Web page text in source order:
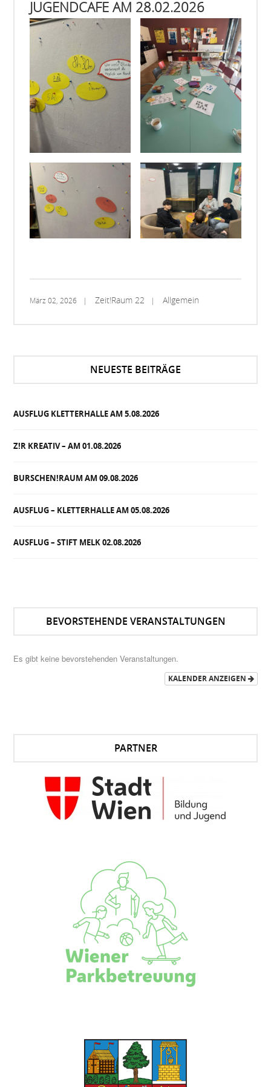
JUGENDCAFE AM 28.02.2026
März 02, 2026 Zeit!Raum 22 Allgemein
NEUESTE BEITRÄGE
AUSFLUG KLETTERHALLE AM 5.08.2026
Z!R KREATIV – AM 01.08.2026
BURSCHEN!RAUM AM 09.08.2026
AUSFLUG – KLETTERHALLE AM 05.08.2026
AUSFLUG – STIFT MELK 02.08.2026
BEVORSTEHENDE VERANSTALTUNGEN
Es gibt keine bevorstehenden Veranstaltungen.
KALENDER ANZEIGEN
PARTNER